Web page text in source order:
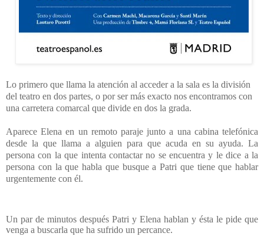
Lo primero que llama la atención al acceder a la sala es la división
del teatro en dos partes, o por ser más exacto nos encontramos con
una carretera comarcal que divide en dos la grada.
Aparece Elena en un remoto paraje junto a una cabina telefónica
desde la que llama a alguien para que acuda en su ayuda. La
persona con la que intenta contactar no se encuentra y le dice a la
persona con la que habla que busque a Patri que tiene que hablar
urgentemente con él.
Un par de minutos después Patri y Elena hablan y ésta le pide que
venga a buscarla que ha sufrido un percance.